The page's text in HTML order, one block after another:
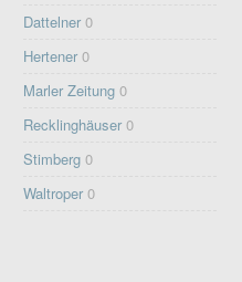
Dattelner 0
Hertener 0
Marler Zeitung 0
Recklinghäuser 0
Stimberg 0
Waltroper 0